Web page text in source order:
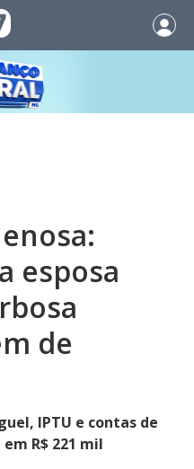
esposa
de
IPTU e contas de
R$ 221 mil